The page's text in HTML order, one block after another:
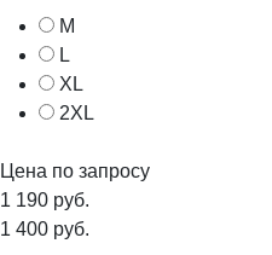
M
L
XL
2XL
Цена по запросу
1 190 руб.
1 400 руб.